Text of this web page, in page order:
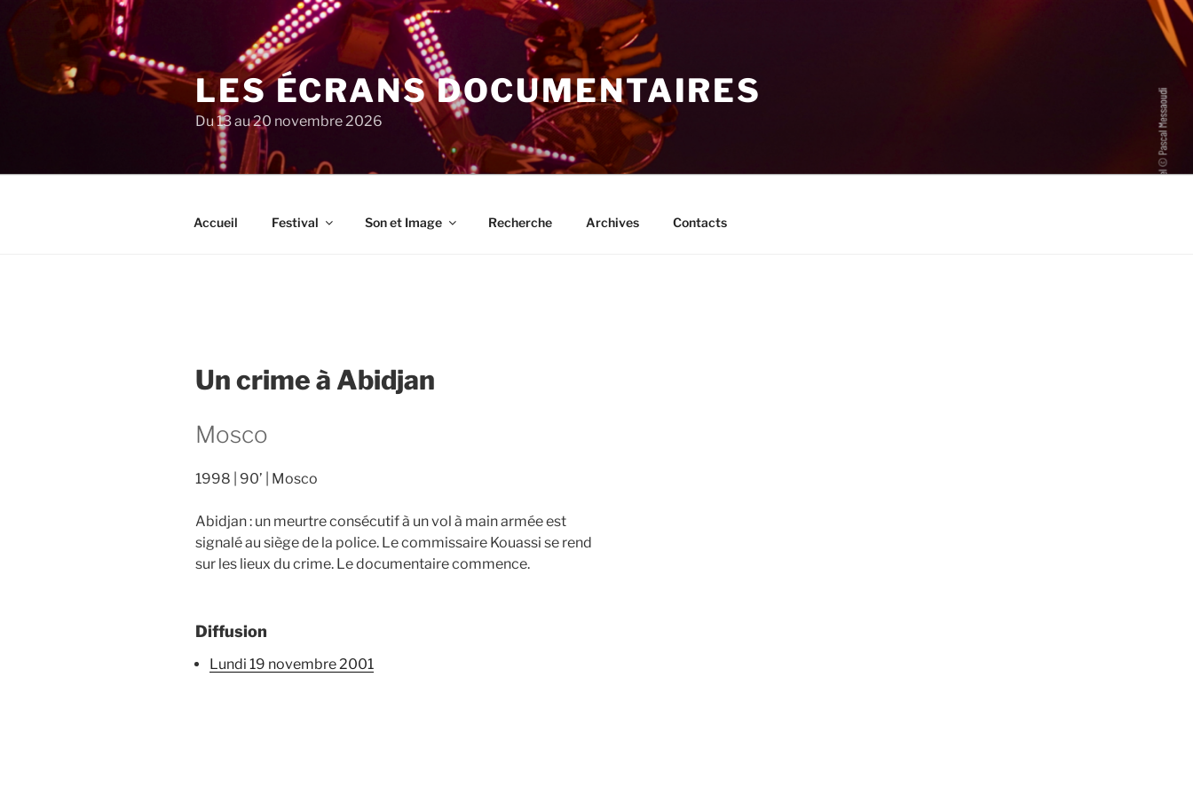
au
contenu
principal
LES ÉCRANS DOCUMENTAIRES
Du 13 au 20 novembre 2026
Accueil Festival Son et Image Recherche Archives Contacts
Un crime à Abidjan
Mosco
1998 90’ Mosco
Abidjan : un meurtre consécutif à un vol à main armée est
signalé au siège de la police. Le commissaire Kouassi se rend
sur les lieux du crime. Le documentaire commence.
Diffusion
lundi 19 novembre 2001